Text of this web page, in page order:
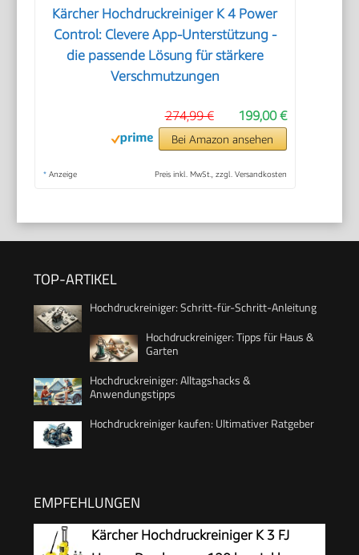
Kärcher Hochdruckreiniger K 4 Power
Control: Clevere App-Unterstützung -
die passende Lösung für stärkere
Verschmutzungen
199,00 €
274,99 €
Bei Amazon ansehen
* Anzeige Preis inkl. MwSt., zzgl. Versandkosten
TOP-ARTIKEL
Hochdruckreiniger: Schritt-für-Schritt-Anleitung
Hochdruckreiniger: Tipps für Haus &
Garten
Hochdruckreiniger: Alltagshacks &
Anwendungstipps
Hochdruckreiniger kaufen: Ultimativer Ratgeber
EMPFEHLUNGEN
Kärcher Hochdruckreiniger K 3 FJ